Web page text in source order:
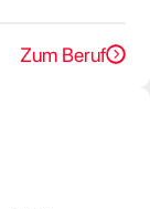
Zum Beruf